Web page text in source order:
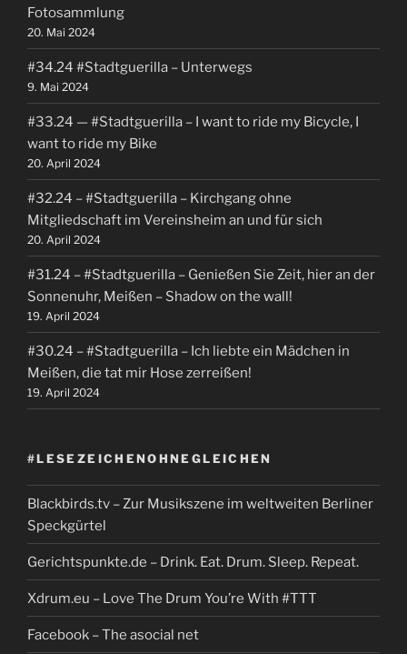
Fotosammlung
20. Mai 2024
#34.24 #Stadtguerilla – Unterwegs
9. Mai 2024
#33.24 — #Stadtguerilla – I want to ride my Bicycle, I
want to ride my Bike
20. April 2024
#32.24 – #Stadtguerilla – Kirchgang ohne
Mitgliedschaft im Vereinsheim an und für sich
20. April 2024
#31.24 – #Stadtguerilla – Genießen Sie Zeit, hier an der
Sonnenuhr, Meißen – Shadow on the wall!
19. April 2024
#30.24 – #Stadtguerilla – Ich liebte ein Mädchen in
Meißen, die tat mir Hose zerreißen!
19. April 2024
#LESEZEICHENOHNEGLEICHEN
Blackbirds.tv – Zur Musikszene im weltweiten Berliner
Speckgürtel
Gerichtspunkte.de – Drink. Eat. Drum. Sleep. Repeat.
Xdrum.eu – Love The Drum You’re With #TTT
Facebook – The asocial net